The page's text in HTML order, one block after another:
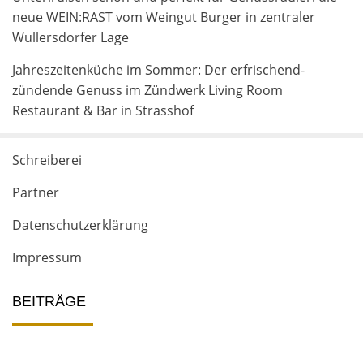
neue WEIN:RAST vom Weingut Burger in zentraler
Wullersdorfer Lage
Jahreszeitenküche im Sommer: Der erfrischend-
zündende Genuss im Zündwerk Living Room
Restaurant & Bar in Strasshof
Schreiberei
Partner
Datenschutzerklärung
Impressum
BEITRÄGE